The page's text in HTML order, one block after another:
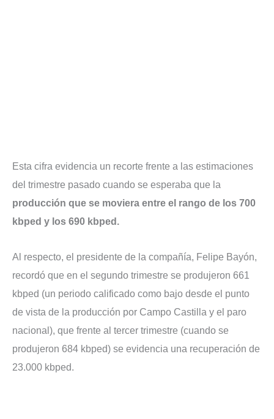
Esta cifra evidencia un recorte frente a las estimaciones
del trimestre pasado cuando se esperaba que la
producción que se moviera entre el rango de los 700
kbped y los 690 kbped.
Al respecto, el presidente de la compañía, Felipe Bayón,
recordó que en el segundo trimestre se produjeron 661
kbped (un periodo calificado como bajo desde el punto
de vista de la producción por Campo Castilla y el paro
nacional), que frente al tercer trimestre (cuando se
produjeron 684 kbped) se evidencia una recuperación de
23.000 kbped.